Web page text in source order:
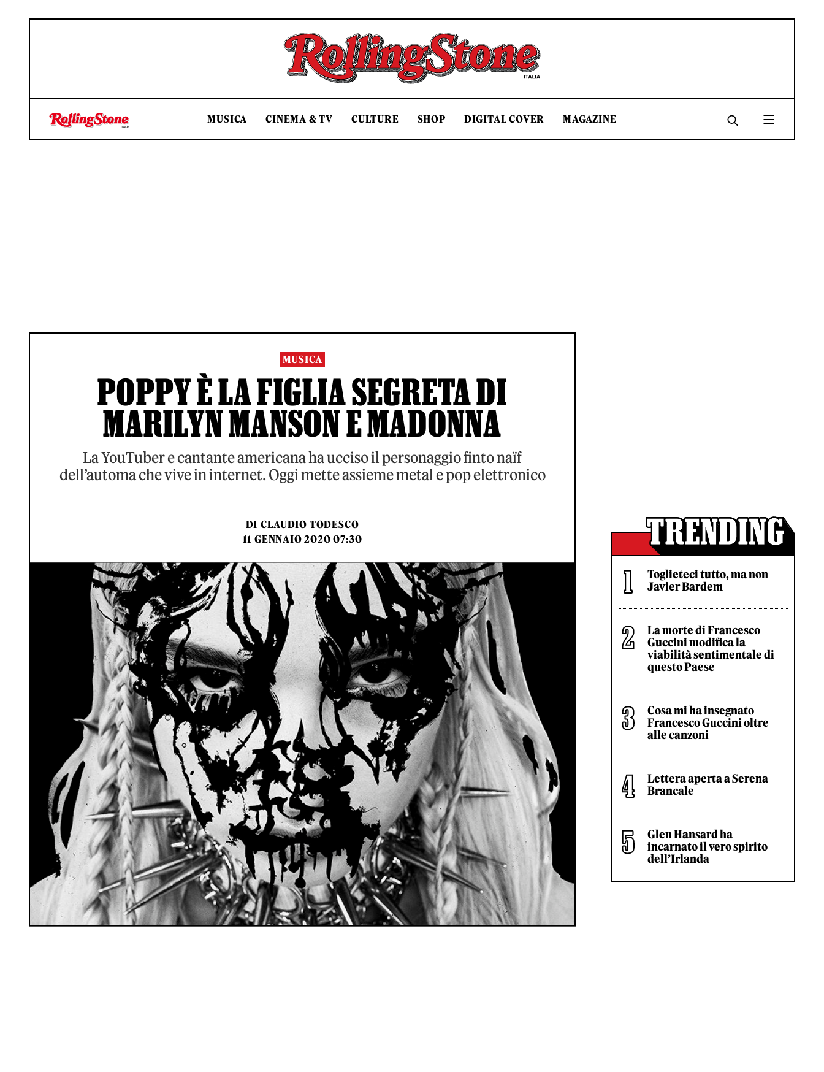
Rolling Stone Italia
MUSICA CINEMA & TV CULTURE SHOP DIGITAL COVER MAGAZINE
MUSICA
POPPY È LA FIGLIA SEGRETA DI
MARILYN MANSON E MADONNA
La YouTuber e cantante americana ha ucciso il personaggio finto naïf
dell’automa che vive in internet. Oggi mette assieme metal e pop elettronico
DI CLAUDIO TODESCO
11 GENNAIO 2020 07:30
Toglieteci tutto, ma non
Javier Bardem
La morte di Francesco
Guccini modifica la
viabilità sentimentale di
questo Paese
Cosa mi ha insegnato
Francesco Guccini oltre
alle canzoni
Lettera aperta a Serena
Brancale
Glen Hansard ha
incarnato il vero spirito
dell’Irlanda